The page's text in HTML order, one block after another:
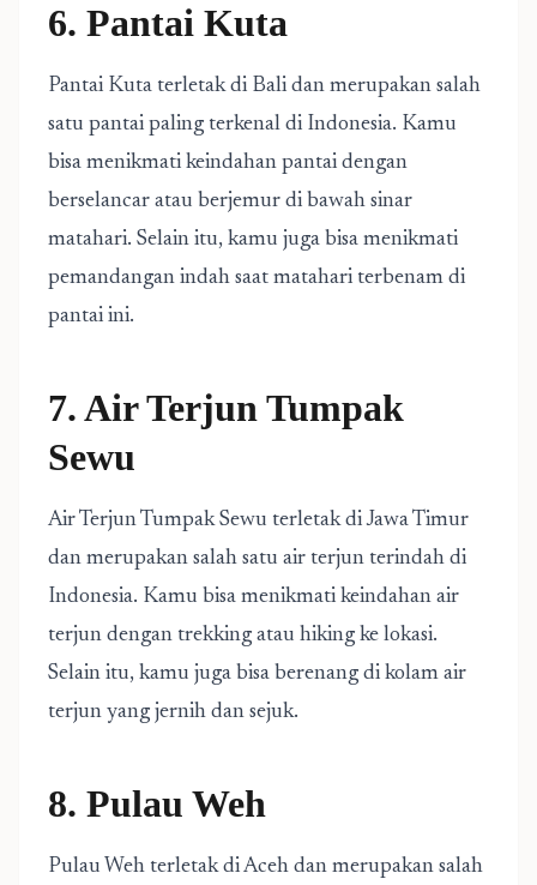
6. Pantai Kuta
Pantai Kuta terletak di Bali dan merupakan salah
satu pantai paling terkenal di Indonesia. Kamu
bisa menikmati keindahan pantai dengan
berselancar atau berjemur di bawah sinar
matahari. Selain itu, kamu juga bisa menikmati
pemandangan indah saat matahari terbenam di
pantai ini.
7. Air Terjun Tumpak
Sewu
Air Terjun Tumpak Sewu terletak di Jawa Timur
dan merupakan salah satu air terjun terindah di
Indonesia. Kamu bisa menikmati keindahan air
terjun dengan trekking atau hiking ke lokasi.
Selain itu, kamu juga bisa berenang di kolam air
terjun yang jernih dan sejuk.
8. Pulau Weh
Pulau Weh terletak di Aceh dan merupakan salah